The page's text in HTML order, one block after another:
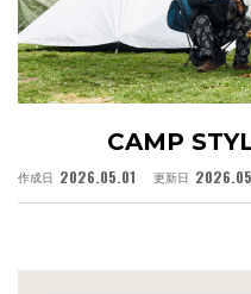
CAMP
作成日 2026.05.01 更新日